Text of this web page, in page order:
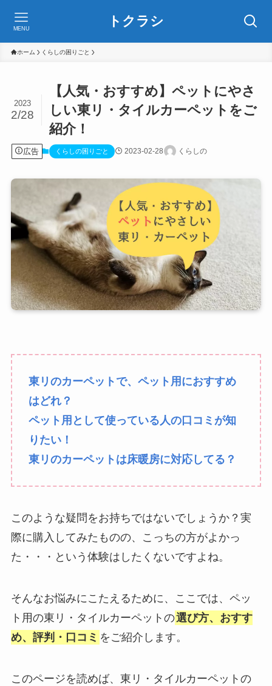
トクラシ
MENU
ホーム くらしの困りごと
【人気・おすすめ】ペットにやさ
しい東リ・タイルカーペットをご
紹介！
2023
2/28
広告 くらしの困りごと 2023-02-28 くらしの
東リのカーペットで、ペット用におすすめ
はどれ？
ペット用として使っている人の口コミが知
りたい！
東リのカーペットは床暖房に対応してる？
このような疑問をお持ちではないでしょうか？実
際に購入してみたものの、こっちの方がよかっ
た・・・という体験はしたくないですよね。
そんなお悩みにこたえるために、ここでは、ペッ
ト用の東リ・タイルカーペットの選び方、おすす
め、評判・口コミ をご紹介します。
このページを読めば、東リ・タイルカーペットの